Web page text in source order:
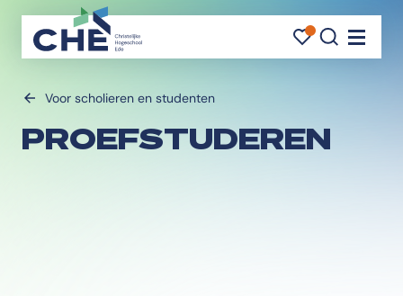
Voor scholieren en studenten
PROEFSTUDEREN